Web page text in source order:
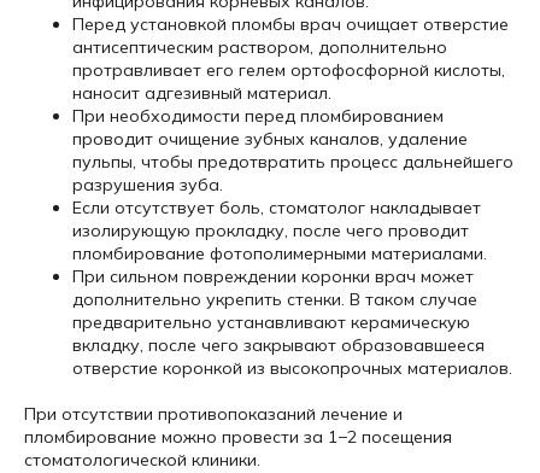
Перед установкой пломбы врач очищает отверстие
антисептическим раствором, дополнительно
протравливает его гелем ортофосфорной кислоты,
наносит адгезивный материал.
При необходимости перед пломбированием
проводит очищение зубных каналов, удаление
пульпы, чтобы предотвратить процесс дальнейшего
разрушения зуба.
Если отсутствует боль, стоматолог накладывает
изолирующую прокладку, после чего проводит
пломбирование фотополимерными материалами.
При сильном повреждении коронки врач может
дополнительно укрепить стенки. В таком случае
предварительно устанавливают керамическую
вкладку, после чего закрывают образовавшееся
отверстие коронкой из высокопрочных материалов.
При отсутствии противопоказаний лечение и
пломбирование можно провести за 1−2 посещения
стоматологической клиники.